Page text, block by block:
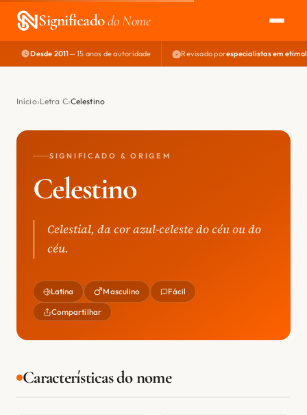
Significadodo Nome
EXPLORAR
NOME PERFEITO
Desde 2011— 15 anos de autoridade Revisado porespecialistas em
Início Letra C Celestino
SIGNIFICADO & ORIGEM
Celestino
Celestial, da cor azul-celeste do céu ou do
céu.
Latina Masculino Fácil
Compartilhar
Características do nome